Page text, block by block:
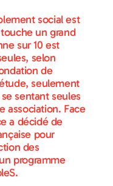
social est
un grand
sur 10 est
selon
de
seulement
sentant seules
association. Face
a décidé de
pour
des
programme